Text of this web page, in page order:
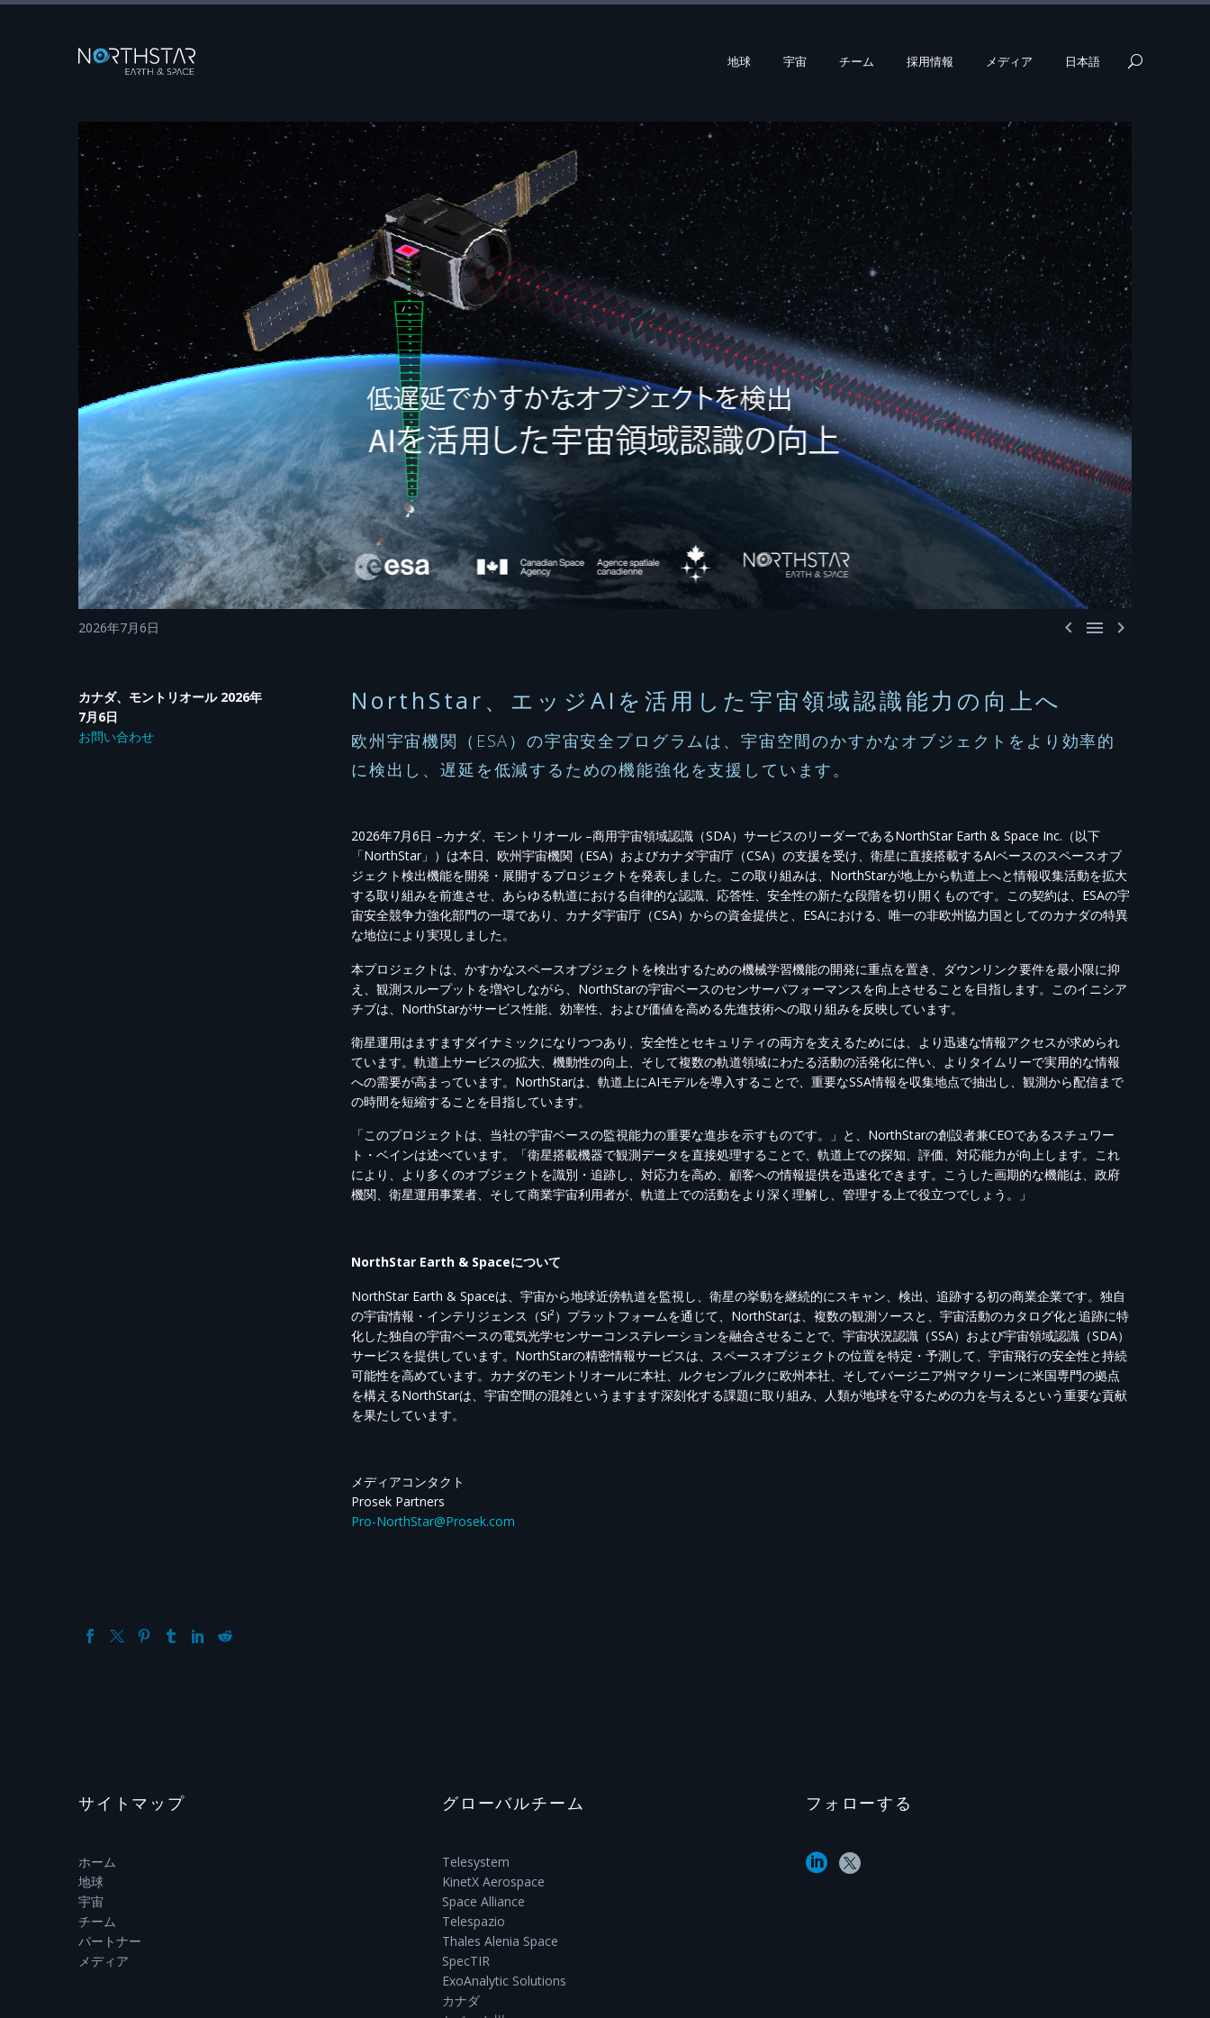
地球 宇宙 チーム 採用情報 メディア 日本語
  
2026年7月6日
カナダ、モントリオール 2026年
7月6日
お問い合わせ
NorthStar、エッジ AI を活用した宇宙領域認識能力の向上へ
欧州宇宙機関（ ESA ）の宇宙安全プログラムは、宇宙空間のかすかなオブジェクト をより効率的
に検出し、遅延を低減するための機能強化を支援しています。
2026年7月6日 –カナダ、モントリオール –商用宇宙領域認識（SDA）サービスのリーダーであるNorthStar Earth & Space Inc. （以下
「NorthStar 」）は本日、欧州宇宙機関（ESA）およびカナダ宇宙庁（CSA）の支援を受け、衛星に直接搭載するAIベースのスペースオブ
ジェクト検出機能を開発・展開するプロジェクトを発表しました。 この取り組みは、 NorthStarが地上から軌道上へと情報収集活動を拡大
する取り組みを前進させ、あらゆる軌道における自律的な認識、応答性、安全性の新たな段階を切り開くものです。 この契約は、 ESAの宇
宙安全競争力強化部門の一環であり、カナダ宇宙庁（CSA）からの資金提供と、 ESAにおける、 唯一の非欧州協力国としてのカナダの特異
な地位により実現し ました。
本プロジェクトは、 かすかなスペースオブジェクト を検出するための機械学習機能の開発に重点を置き、
ダウンリンク要件を最小限に抑
え、観測スループットを増やしながら、 NorthStarの宇宙ベースのセンサーパフォーマンスを向上させることを目指します。このイニシア
チブは、 NorthStarがサービス性能、効率性、および価値を高める先進技術への取り組みを反映しています。
衛星運用はますますダイナミックになりつつあり、安全性とセキュリティの両方を支えるためには、より迅速な情報アクセスが求められ
ています。 軌道上サービスの拡大、機動性の向上、そして複数の軌道領域にわたる活動の活発化に伴い、よりタイムリーで実用的な情報
への需要が高まっています。 NorthStarは、軌道上にAIモデルを導入することで、重要なSSA情報を収集地点で抽出し、観測から配信まで
の時間を短縮することを目指しています。
「このプロジェクトは、当社の宇宙ベースの監視能力の重要な進歩を示すものです。 」と、 NorthStarの創設者兼CEOであるスチュワー
ト・ベインは述べています。
「衛星搭載機器で観測データを直接処理することで、軌道上での探知、評価、対応能力が向上します。これ
により、より多くのオブジェクト を識別・追跡し、対応力を高め、顧客への情報提供を迅速化できます。こうした画期的な機能は、政府
機関、衛星運用事業者、そして商業宇宙利用者が、軌道上での活動をより深く理解し、管理する上で役立つでしょう。」
NorthStar Earth & Spaceについて
NorthStar Earth & Spaceは、宇宙から地球近傍軌道を監視し、衛星の挙動を継続的にスキャン、検出、追跡する初の商業企業です。独自
の宇宙情報・インテリジェンス（Si²）プラットフォームを通じて、 NorthStarは、複数の観測ソースと、宇宙活動のカタログ化と追跡に特
化した独自の宇宙ベースの電気光学センサーコンステレーションを融合させることで、宇宙状況認識（SSA）および宇宙領域認識（SDA）
サービスを提供しています。 NorthStarの精密情報サービスは、 スペースオブジェクトの位置を特定・予測して 、宇宙飛行の安全性と持続
可能性を高めています。 カナダのモントリオールに本社、ルクセンブルクに欧州本社、そしてバージニア州マクリーンに米国専門の拠点
を構えるNorthStarは、宇宙空間の混雑というますます深刻化する課題に取り組み、人類が地球を守るための力を与えるという重要な貢献
を果たしています。
メディアコンタクト
Prosek Partners
Pro-NorthStar@Prosek.com
サイトマップ
ホーム
地球
宇宙
チーム
パートナー
メディア
グローバルチーム
Telesystem
KinetX Aerospace
Space Alliance
Telespazio
Thales Alenia Space
SpecTIR
ExoAnalytic Solutions
カナダ
フォローする